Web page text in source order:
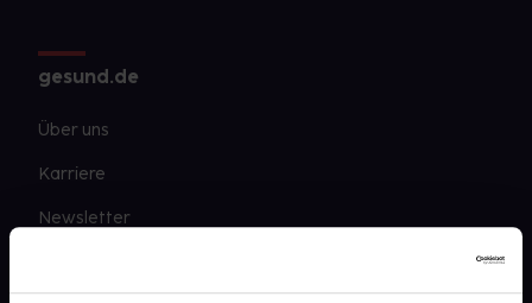
gesund.de
Über uns
Karriere
Newsletter